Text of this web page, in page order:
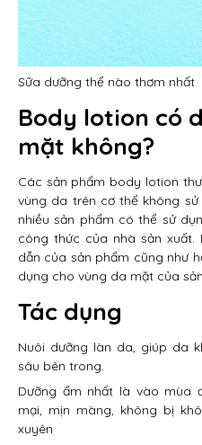
Sữa dưỡng thể nào thơm nhất
Body lotion có
mặt không?
Các sản phẩm body lotion
vùng da trên cơ thể không sử
nhiều sản phẩm có thể sử
công thức của nhà sản
dẫn của sản phẩm cũng như
dụng cho vùng da mặt của
Tác dụng
Nuôi dưỡng làn da, giúp da
sâu bên trong.
Dưỡng ẩm nhất là vào mùa
mại, mịn màng, không bị
xuyên